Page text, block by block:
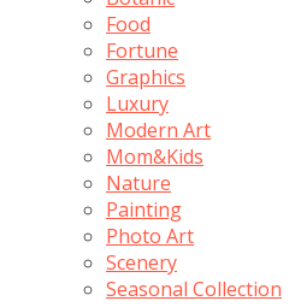
Food
Fortune
Graphics
Luxury
Modern Art
Mom&Kids
Nature
Painting
Photo Art
Scenery
Seasonal Collection